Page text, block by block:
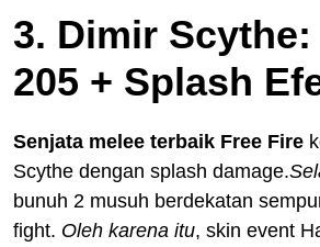
3. Dimir Scythe:
205 + Splash
Senjata melee terbaik Free Fire
Scythe dengan splash damage.
bunuh 2 musuh berdekatan
fight. Oleh karena itu, skin event